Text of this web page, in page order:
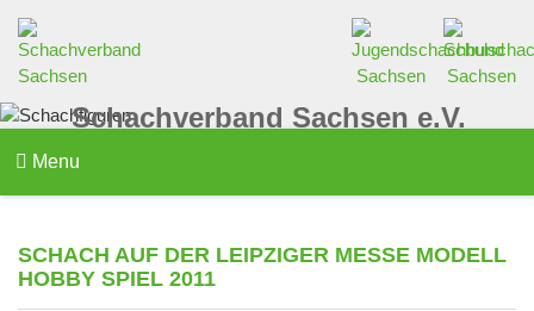
Schachverband Sachsen e.V.
Menu
SCHACH AUF DER LEIPZIGER MESSE MODELL
HOBBY SPIEL 2011